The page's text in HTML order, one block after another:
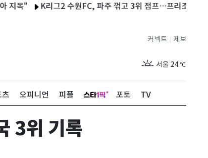
" K리그2 수원FC, 파주 꺾고 3위 점프…프리조 시즌 11호
제보
커넥트
서울 24 ℃
츠 오피니언 피플 포토 TV
3위 기록